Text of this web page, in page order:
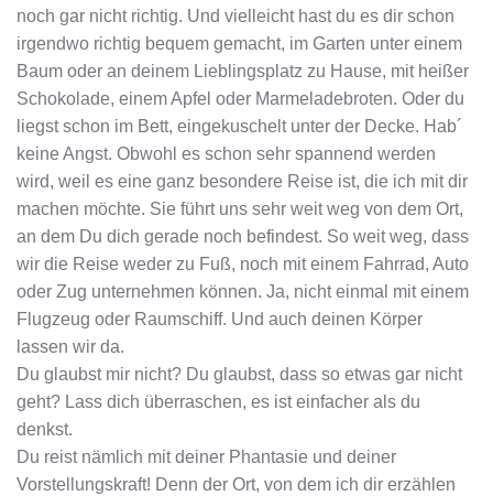
noch gar nicht richtig. Und vielleicht hast du es dir schon
irgendwo richtig bequem gemacht, im Garten unter einem
Baum oder an deinem Lieblingsplatz zu Hause, mit heißer
Schokolade, einem Apfel oder Marmeladebroten. Oder du
liegst schon im Bett, eingekuschelt unter der Decke. Hab´
keine Angst. Obwohl es schon sehr spannend werden
wird, weil es eine ganz besondere Reise ist, die ich mit dir
machen möchte. Sie führt uns sehr weit weg von dem Ort,
an dem Du dich gerade noch befindest. So weit weg, dass
wir die Reise weder zu Fuß, noch mit einem Fahrrad, Auto
oder Zug unternehmen können. Ja, nicht einmal mit einem
Flugzeug oder Raumschiff. Und auch deinen Körper
lassen wir da.
Du glaubst mir nicht? Du glaubst, dass so etwas gar nicht
geht? Lass dich überraschen, es ist einfacher als du
denkst.
Du reist nämlich mit deiner Phantasie und deiner
Vorstellungskraft! Denn der Ort, von dem ich dir erzählen